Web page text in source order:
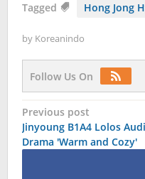
Tagged Hong Jong
by Koreanindo
Follow Us On
Post
navigation
Previous post
Jinyoung B1A4 Lolos
Drama ′Warm and Cozy′